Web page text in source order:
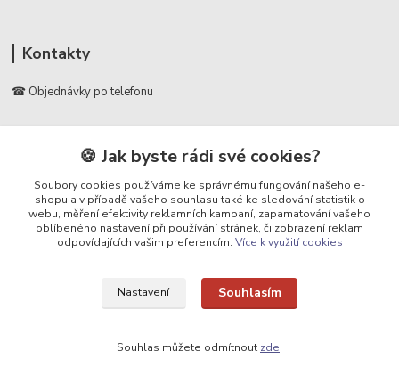
Kontakty
☎ Objednávky po telefonu
📞 728 007 997
⏰ Po - Pá | 7:00 - 13:30 |
info@repulse.cz
Upravit sběr cookies.
REPULSE s.r.o. | www.repulse.cz | 2015-2026 © Hradec Králové
🍪 Jak byste rádi své cookies?
Soubory cookies používáme ke správnému fungování našeho e-
shopu a v případě vašeho souhlasu také ke sledování statistik o
webu, měření efektivity reklamních kampaní, zapamatování vašeho
oblíbeného nastavení při používání stránek, či zobrazení reklam
odpovídajících vašim preferencím. Více k využití cookies
Nastavení Souhlasím
Souhlas můžete odmítnout zde.